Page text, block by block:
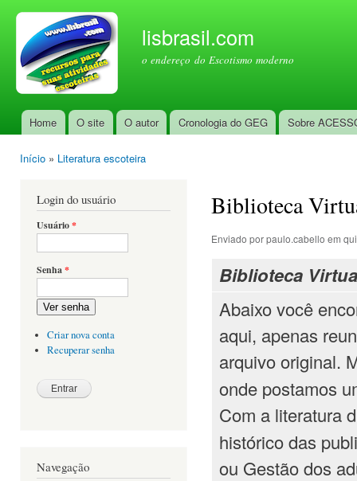
lisbrasil.com
o endereço do Escotismo moderno
Menu principal
Home O site O autor Cronologia do GEG Sobre
Início » Literatura escoteira
Login do usuário
Usuário*
Senha*
Ver senha
Criar nova conta
Recuperar senha
Navegação
Biblioteca
Enviado porpaulo.cabello em
Biblioteca
Abaixo você
aqui, apenas
arquivo original.
onde postamos
Com a literatura
histórico das
ou Gestão dos